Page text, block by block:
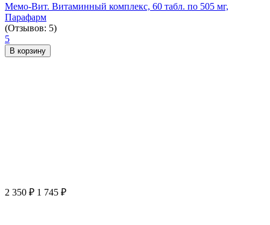
Мемо-Вит. Витаминный комплекс, 60 табл. по 505 мг,
Парафарм
(Отзывов: 5)
5
В корзину
2 350 ₽ 1 745 ₽